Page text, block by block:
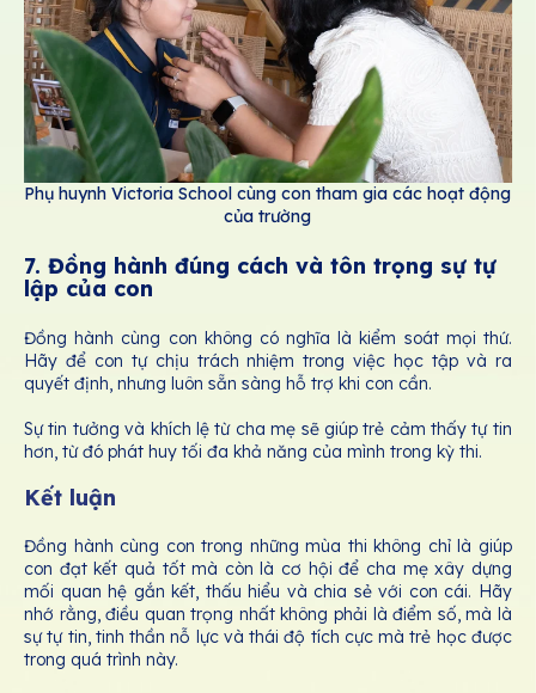
Phụ huynh Victoria School cùng con tham gia các hoạt động
của trường
7. Đồng hành đúng cách và tôn trọng sự tự
lập của con
Đồng hành cùng con không có nghĩa là kiểm soát mọi thứ.
Hãy để con tự chịu trách nhiệm trong việc học tập và ra
quyết định, nhưng luôn sẵn sàng hỗ trợ khi con cần.
Sự tin tưởng và khích lệ từ cha mẹ sẽ giúp trẻ cảm thấy tự tin
hơn, từ đó phát huy tối đa khả năng của mình trong kỳ thi.
Kết luận
Đồng hành cùng con trong những mùa thi không chỉ là giúp
con đạt kết quả tốt mà còn là cơ hội để cha mẹ xây dựng
mối quan hệ gắn kết, thấu hiểu và chia sẻ với con cái. Hãy
nhớ rằng, điều quan trọng nhất không phải là điểm số, mà là
sự tự tin, tinh thần nỗ lực và thái độ tích cực mà trẻ học được
trong quá trình này.